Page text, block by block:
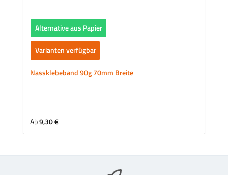
Alternative aus Papier
Varianten verfügbar
Nassklebeband 90g 70mm Breite
Regulärer Preis:
Ab9,30 €